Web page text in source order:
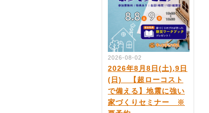
2026-08-02
2026年8月8日(土),9日
(日) 【超ローコスト
で備える】地震に強い
家づくりセミナー ※